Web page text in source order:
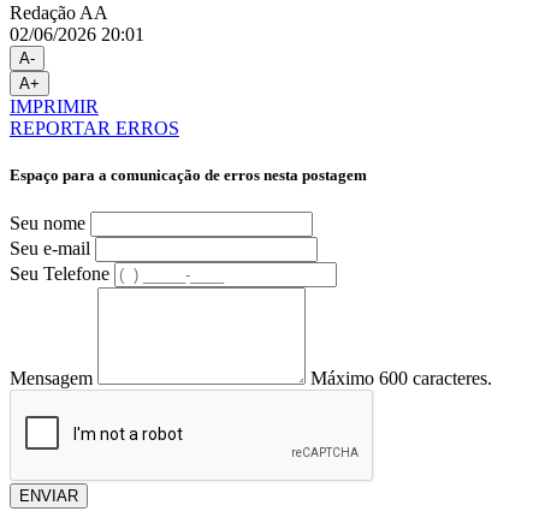
Redação AA
02/06/2026 20:01
A-
A+
IMPRIMIR
REPORTAR ERROS
Espaço para a comunicação de erros nesta postagem
Seu nome
Seu e-mail
Seu Telefone
Mensagem Máximo 600 caracteres.
ENVIAR